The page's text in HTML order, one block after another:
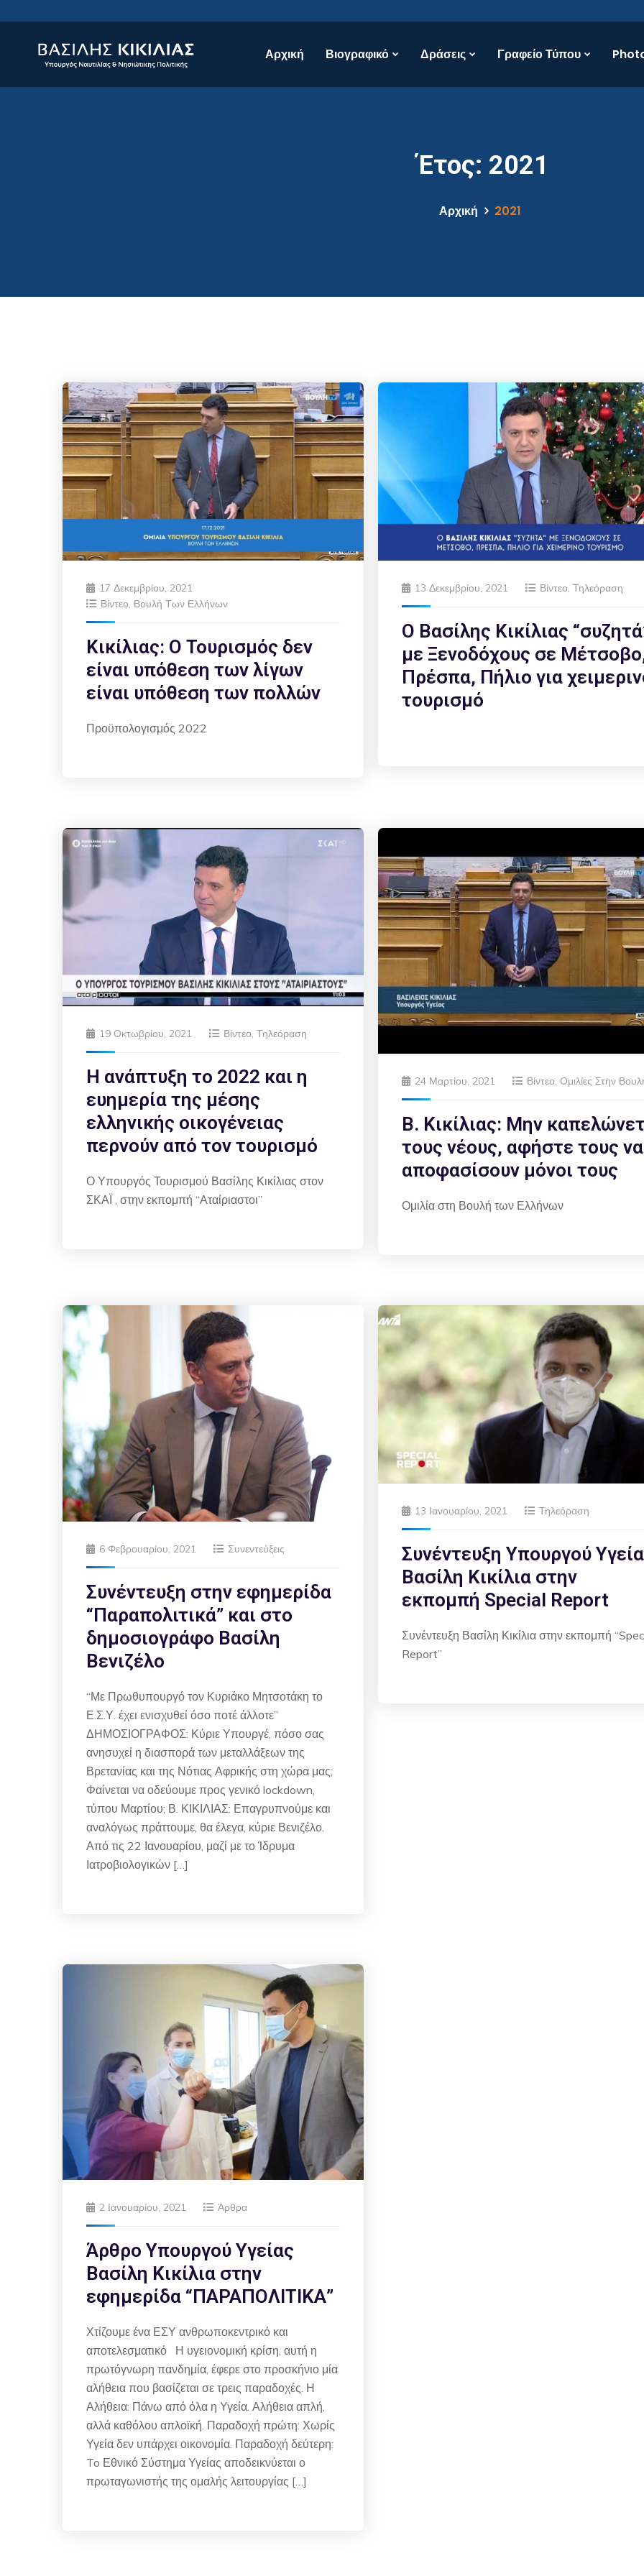
Αρχική Βιογραφικό Δράσεις Γραφείο Τύπου
Έτος: 2021
Αρχική 2021
17 Δεκεμβρίου, 2021
Βίντεο, Βουλή Των Ελλήνων
Κικίλιας: Ο Τουρισμός δεν
είναι υπόθεση των λίγων
είναι υπόθεση των πολλών
Προϋπολογισμός 2022
13 Δεκεμβρίου, 2021 Βίντεο, Τηλεόραση
Ο Βασίλης Κικίλιας
με Ξενοδόχους σε
Πρέσπα, Πήλιο για
τουρισμό
19 Οκτωβρίου, 2021 Βίντεο, Τηλεόραση
Η ανάπτυξη το 2022 και η
ευημερία της μέσης
ελληνικής οικογένειας
περνούν από τον τουρισμό
Ο Υπουργός Τουρισμού Βασίλης Κικίλιας στον
ΣΚΑΪ , στην εκπομπή “Αταίριαστοι”
24 Μαρτίου, 2021 Βίντεο, Ομιλίες Στην
Β. Κικίλιας: Μην
τους νέους, αφήστε τους να
αποφασίσουν μόνοι τους
Ομιλία στη Βουλή των Ελλήνων
6 Φεβρουαρίου, 2021 Συνεντεύξεις
Συνέντευξη στην εφημερίδα
“Παραπολιτικά” και στο
δημοσιογράφο Βασίλη
Βενιζέλο
“Με Πρωθυπουργό τον Κυριάκο Μητσοτάκη το
Ε.Σ.Υ. έχει ενισχυθεί όσο ποτέ άλλοτε”
ΔΗΜΟΣΙΟΓΡΑΦΟΣ: Κύριε Υπουργέ, πόσο σας
ανησυχεί η διασπορά των μεταλλάξεων της
Βρετανίας και της Νότιας Αφρικής στη χώρα μας;
Φαίνεται να οδεύουμε προς γενικό lockdown,
τύπου Μαρτίου; Β. ΚΙΚΙΛΙΑΣ: Επαγρυπνούμε και
αναλόγως πράττουμε, θα έλεγα, κύριε Βενιζέλο.
Από τις 22 Ιανουαρίου, μαζί με το Ίδρυμα
Ιατροβιολογικών […]
13 Ιανουαρίου, 2021 Τηλεόραση
Συνέντευξη Υπουργού
Βασίλη Κικίλια στην
εκπομπή Special Report
Συνέντευξη Βασίλη Κικίλια στην εκπομπή
Report”
2 Ιανουαρίου, 2021 Άρθρα
Άρθρο Υπουργού Υγείας
Βασίλη Κικίλια στην
εφημερίδα “ΠΑΡΑΠΟΛΙΤΙΚΑ”
Χτίζουμε ένα ΕΣΥ ανθρωποκεντρικό και
αποτελεσματικό Η υγειονομική κρίση, αυτή η
πρωτόγνωρη πανδημία, έφερε στο προσκήνιο μία
αλήθεια που βασίζεται σε τρεις παραδοχές. Η
Αλήθεια: Πάνω από όλα η Υγεία. Αλήθεια απλή,
αλλά καθόλου απλοϊκή. Παραδοχή πρώτη: Χωρίς
Υγεία δεν υπάρχει οικονομία. Παραδοχή δεύτερη:
To Εθνικό Σύστημα Υγείας αποδεικνύεται ο
πρωταγωνιστής της ομαλής λειτουργίας […]